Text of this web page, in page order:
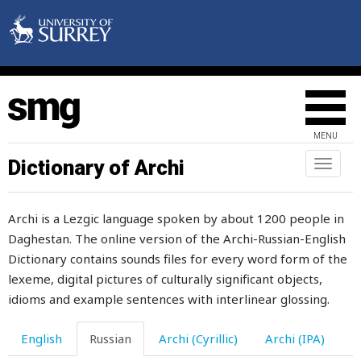
MENU
Toggle
Dictionary of Archi
Archi is a Lezgic language spoken by about 1200 people in
Daghestan. The online version of the Archi-Russian-English
Dictionary contains sounds files for every word form of the
lexeme, digital pictures of culturally significant objects,
idioms and example sentences with interlinear glossing.
English Russian Archi (Cyrillic) Archi (IPA)
сморкаться
сморщиваться
смотреть
смотри
смушка
смущать
смущаться